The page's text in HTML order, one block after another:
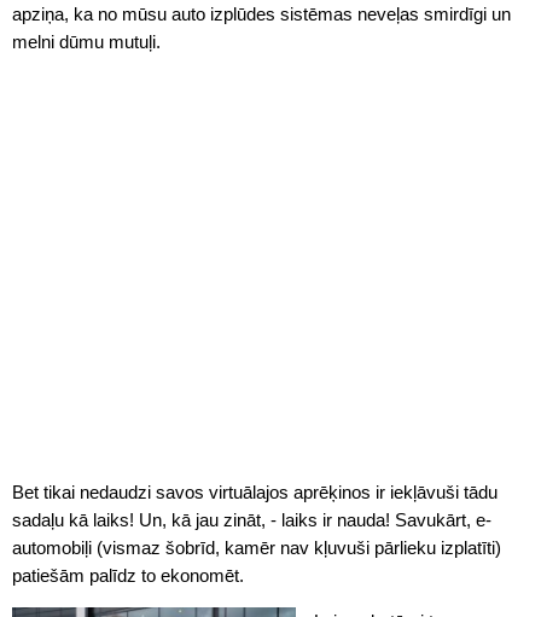
apziņa, ka no mūsu auto izplūdes sistēmas neveļas smirdīgi un
melni dūmu mutuļi.
Bet tikai nedaudzi savos virtuālajos aprēķinos ir iekļāvuši tādu
sadaļu kā laiks! Un, kā jau zināt, - laiks ir nauda! Savukārt, e-
automobiļi (vismaz šobrīd, kamēr nav kļuvuši pārlieku izplatīti)
patiešām palīdz to ekonomēt.